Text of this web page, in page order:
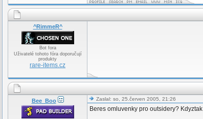
^RimmeR^
Bot fora
Uživatelé tohoto fóra doporučují
produkty
rare-items.cz
Bee_Boo Zaslal: so, 25.červen 2005, 21:26
Beres omluvenky pro outsidery?